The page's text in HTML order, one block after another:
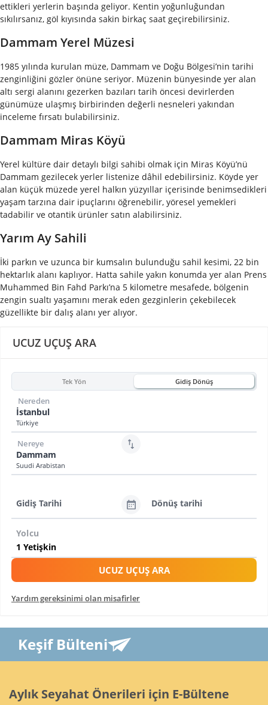
UCUZ UÇUŞ ARA
Tek Yön Gidiş Dönüş
İstanbul
Türkiye
Nereden
Dammam
Suudi Arabistan
Nereye
Gidiş Tarihi Dönüş tarihi
Yolcu
UCUZ UÇUŞ ARA
Yardım gereksinimi olan misafirler
Keşif Bülteni
Aylık Seyahat Önerileri için E-Bültene
ettikleri yerlerin başında geliyor. Kentin yoğunluğundan
sıkılırsanız, göl kıyısında sakin birkaç saat geçirebilirsiniz.
Dammam Yerel Müzesi
1985 yılında kurulan müze, Dammam ve Doğu Bölgesi’nin tarihi
zenginliğini gözler önüne seriyor. Müzenin bünyesinde yer alan
altı sergi alanını gezerken bazıları tarih öncesi devirlerden
günümüze ulaşmış birbirinden değerli nesneleri yakından
inceleme fırsatı bulabilirsiniz.
Dammam Miras Köyü
Yerel kültüre dair detaylı bilgi sahibi olmak için Miras Köyü’nü
Dammam gezilecek yerler listenize dâhil edebilirsiniz. Köyde yer
alan küçük müzede yerel halkın yüzyıllar içerisinde benimsedikleri
yaşam tarzına dair ipuçlarını öğrenebilir, yöresel yemekleri
tadabilir ve otantik ürünler satın alabilirsiniz.
Yarım Ay Sahili
İki parkın ve uzunca bir kumsalın bulunduğu sahil kesimi, 22 bin
hektarlık alanı kaplıyor. Hatta sahile yakın konumda yer alan Prens
Muhammed Bin Fahd Parkı’na 5 kilometre mesafede, bölgenin
zengin sualtı yaşamını merak eden gezginlerin çekebilecek
güzellikte bir dalış alanı yer alıyor.